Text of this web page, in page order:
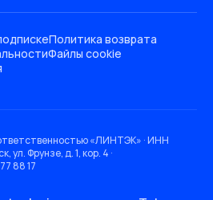
Политика возврата
Файлы cookie
«ЛИНТЭК» · ИНН
ул. Фрунзе, д. 1, кор. 4 ·
88 17